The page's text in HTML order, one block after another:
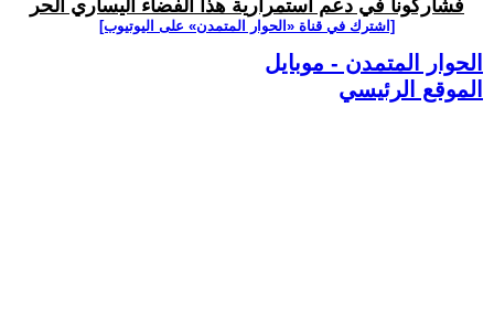
فشاركونا في دعم استمرارية هذا الفضاء اليساري الحر
[اشترك في قناة ‫«الحوار المتمدن» على اليوتيوب]
الحوار المتمدن - موبايل
الموقع الرئيسي